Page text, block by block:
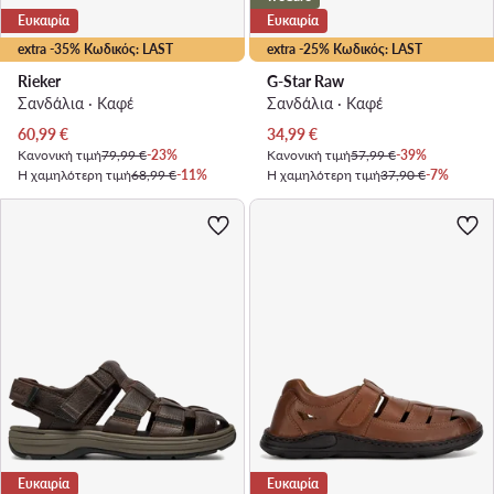
extra -35% Κωδικός: LAST
Ευκαιρία
Rieker
Σανδάλια · Καφέ
Τρέχουσα τιμή
60,99€
Κανονική τιμή79,99 €-23%
Η χαμηλότερη τιμή68,99 €-11%
extra -25% Κωδικός: LAST
Ευκαιρία
G-Star Raw
Σανδάλια · Καφέ
Τρέχουσα τιμή
34,99€
Κανονική τιμή57,99 €-39%
Η χαμηλότερη τιμή37,90 €-7%
Ευκαιρία Ευκαιρία